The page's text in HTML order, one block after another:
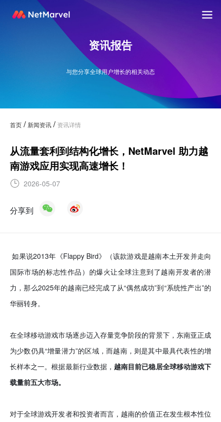
资讯报告
与您分享全球用户增长的相关动态
首页 /新闻资讯 / 资讯详情
从流量套利到结构化增长，NetMarvel 助力越
南游戏应用实现高速增长！
2026-05-07
分享到
如果说2013年《Flappy Bird》（该款游戏是越南本土开发并走向
国际市场的标志性作品）的爆火让全球注意到了越南开发者的潜
力，那么2025年的越南已经完成了从“偶然成功”到“系统性产出”的
华丽转身。
在全球移动游戏市场逐步迈入存量竞争阶段的背景下，东南亚正成
为少数仍具“增量潜力”的区域，而越南，则是其中最具代表性的增
长样本之一。根据最新行业数据， 越南目前已稳居全球移动游戏下
载量前五大市场。
对于全球游戏开发者和投资者而言，越南的价值正在发生根本性位